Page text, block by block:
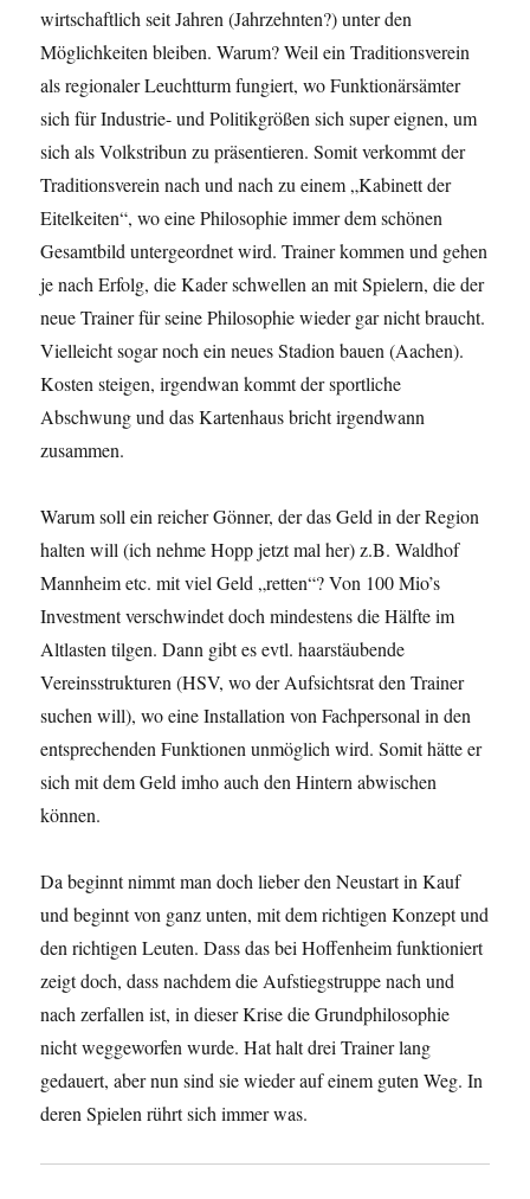
wirtschaftlich seit Jahren (Jahrzehnten?) unter den
Möglichkeiten bleiben. Warum? Weil ein Traditionsverein
als regionaler Leuchtturm fungiert, wo Funktionärsämter
sich für Industrie- und Politikgrößen sich super eignen, um
sich als Volkstribun zu präsentieren. Somit verkommt der
Traditionsverein nach und nach zu einem „Kabinett der
Eitelkeiten“, wo eine Philosophie immer dem schönen
Gesamtbild untergeordnet wird. Trainer kommen und gehen
je nach Erfolg, die Kader schwellen an mit Spielern, die der
neue Trainer für seine Philosophie wieder gar nicht braucht.
Vielleicht sogar noch ein neues Stadion bauen (Aachen).
Kosten steigen, irgendwan kommt der sportliche
Abschwung und das Kartenhaus bricht irgendwann
zusammen.
Warum soll ein reicher Gönner, der das Geld in der Region
halten will (ich nehme Hopp jetzt mal her) z.B. Waldhof
Mannheim etc. mit viel Geld „retten“? Von 100 Mio’s
Investment verschwindet doch mindestens die Hälfte im
Altlasten tilgen. Dann gibt es evtl. haarstäubende
Vereinsstrukturen (HSV, wo der Aufsichtsrat den Trainer
suchen will), wo eine Installation von Fachpersonal in den
entsprechenden Funktionen unmöglich wird. Somit hätte er
sich mit dem Geld imho auch den Hintern abwischen
können.
Da beginnt nimmt man doch lieber den Neustart in Kauf
und beginnt von ganz unten, mit dem richtigen Konzept und
den richtigen Leuten. Dass das bei Hoffenheim funktioniert
zeigt doch, dass nachdem die Aufstiegstruppe nach und
nach zerfallen ist, in dieser Krise die Grundphilosophie
nicht weggeworfen wurde. Hat halt drei Trainer lang
gedauert, aber nun sind sie wieder auf einem guten Weg. In
deren Spielen rührt sich immer was.